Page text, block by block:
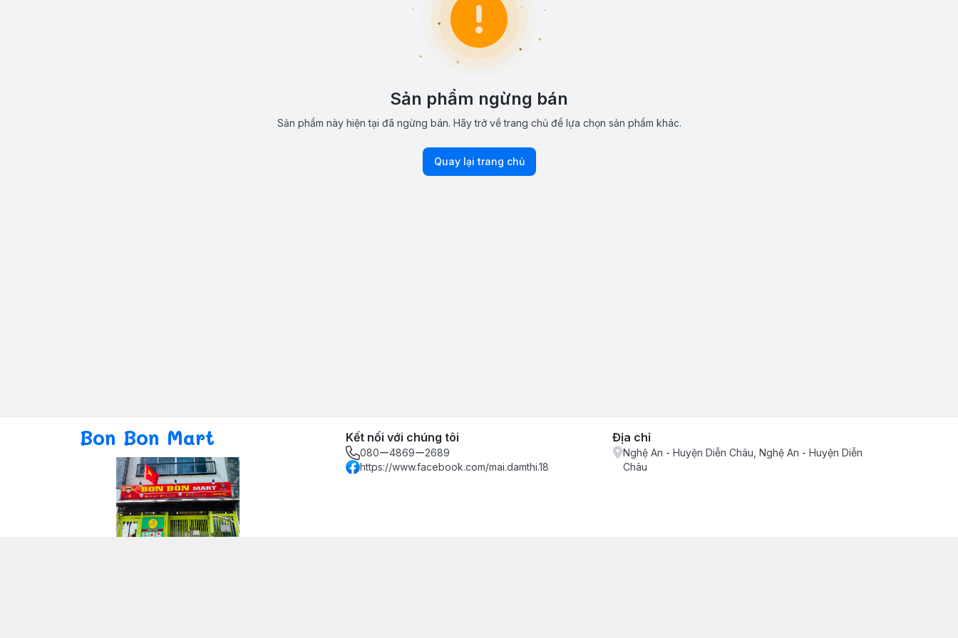
Sản phẩm ngừng bán
Sản phẩm này hiện tại đã ngừng bán. Hãy trở về trang chủ để lựa chọn sản phẩm khác.
Quay lại trang chủ
Bon Bon Mart Kết nối với chúng tôi
080ー4869ー2689
https://www.facebook.com/mai.damthi.18
Địa chỉ
Nghệ An - Huyện Diễn Châu, Nghệ An - Huyện Diễn
Châu